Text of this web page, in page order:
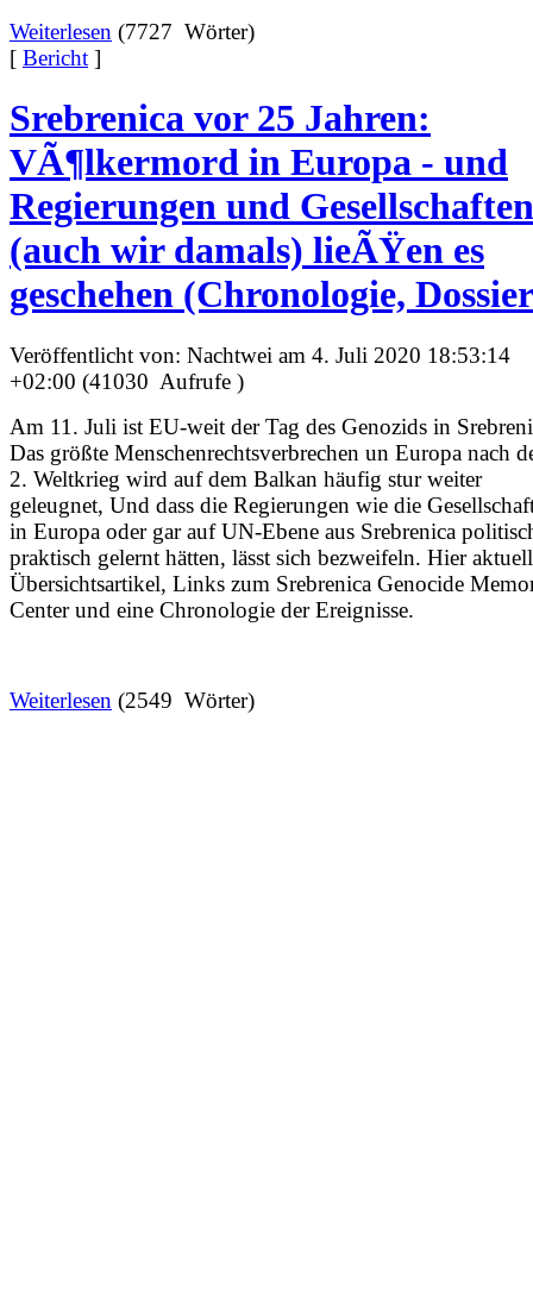
Weiterlesen (7727 Wörter)
[ Bericht ]
Srebrenica vor 25 Jahren:
VÃ¶lkermord in Europa - und
Regierungen und Gesellschaften
(auch wir damals) lieÃŸen es
geschehen (Chronologie,
Veröffentlicht von: Nachtwei am 4. Juli 2020 18:53:14
+02:00 (41030 Aufrufe )
Am 11. Juli ist EU-weit der Tag des Genozids in
Das größte Menschenrechtsverbrechen un Europa nach
2. Weltkrieg wird auf dem Balkan häufig stur weiter
geleugnet, Und dass die Regierungen wie die
in Europa oder gar auf UN-Ebene aus Srebrenica
praktisch gelernt hätten, lässt sich bezweifeln. Hier
Übersichtsartikel, Links zum Srebrenica Genocide
Center und eine Chronologie der Ereignisse.
Weiterlesen (2549 Wörter)